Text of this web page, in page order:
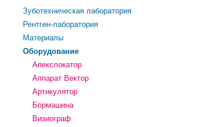
Зуботехническая лаборатория
Рентген-лаборатория
Материалы
Оборудование
Апекслокатор
Аппарат Вектор
Артикулятор
Бормашина
Визиограф